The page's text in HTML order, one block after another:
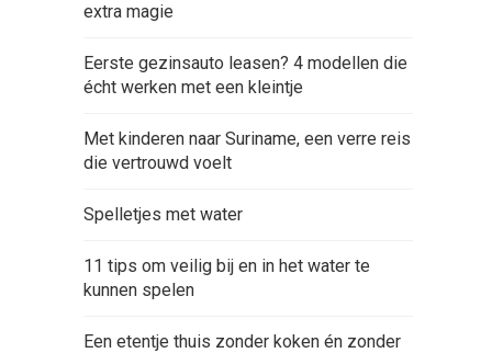
extra magie
Eerste gezinsauto leasen? 4 modellen die
écht werken met een kleintje
Met kinderen naar Suriname, een verre reis
die vertrouwd voelt
Spelletjes met water
11 tips om veilig bij en in het water te
kunnen spelen
Een etentje thuis zonder koken én zonder